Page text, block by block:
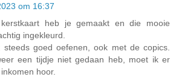
om 16:37
heb je gemaakt en die mooie
ingekleurd.
goed oefenen, ook met de copics.
een tijdje niet gedaan heb, moet ik er
hoor.